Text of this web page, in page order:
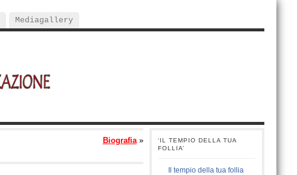
Mediagallery
Biografia»
‘IL TEMPIO DELLA TUA
FOLLIA’
Il tempio della tua follia